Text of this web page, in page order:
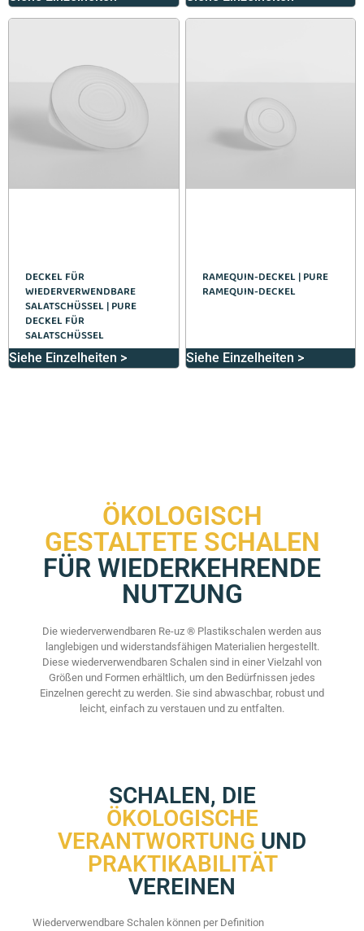
DECKEL FÜR
WIEDERVERWENDBARE
SALATSCHÜSSEL | PURE
DECKEL FÜR
SALATSCHÜSSEL
Siehe Einzelheiten >
RAMEQUIN-DECKEL | PURE
RAMEQUIN-DECKEL
Siehe Einzelheiten >
ÖKOLOGISCH
GESTALTETE SCHALEN
FÜR WIEDERKEHRENDE
NUTZUNG
Die wiederverwendbaren Re-uz ® Plastikschalen werden aus
langlebigen und widerstandsfähigen Materialien hergestellt.
Diese wiederverwendbaren Schalen sind in einer Vielzahl von
Größen und Formen erhältlich, um den Bedürfnissen jedes
Einzelnen gerecht zu werden. Sie sind abwaschbar, robust und
leicht, einfach zu verstauen und zu entfalten.
SCHALEN, DIE
ÖKOLOGISCHE
VERANTWORTUNG UND
PRAKTIKABILITÄT
VEREINEN
Wiederverwendbare Schalen können per Definition